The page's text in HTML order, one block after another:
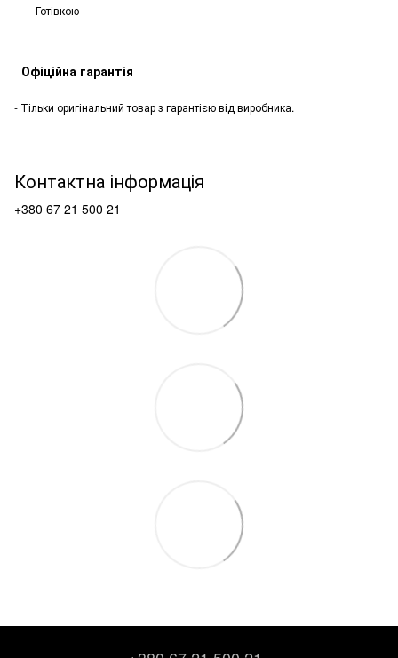
Готівкою
Офіційна гарантія
- Тільки оригінальний товар з гарантією від виробника.
Контактна інформація
+380 67 21 500 21